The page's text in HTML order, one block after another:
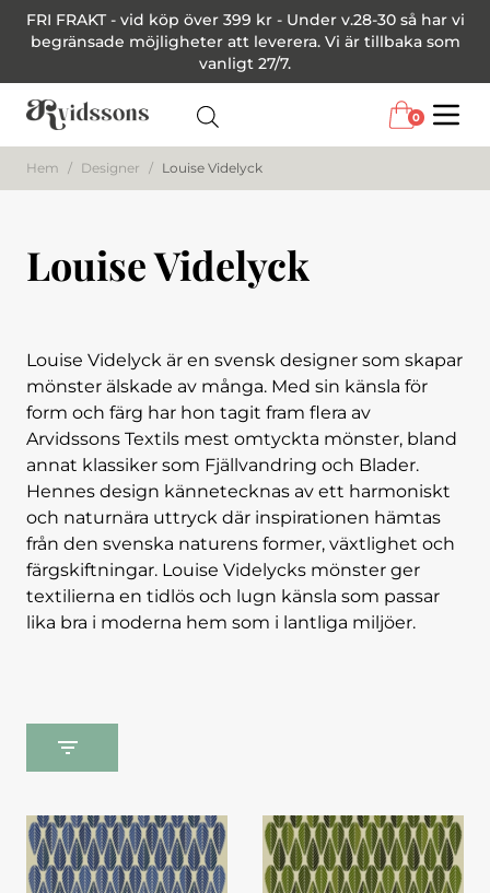
FRI FRAKT - vid köp över 399 kr - Under v.28-30 så har vi
begränsade möjligheter att leverera. Vi är tillbaka som
vanligt 27/7.
0
Hem / Designer / Louise Videlyck
Louise Videlyck
Louise Videlyck är en svensk designer som skapar
mönster älskade av många. Med sin känsla för
form och färg har hon tagit fram flera av
Arvidssons Textils mest omtyckta mönster, bland
annat klassiker som Fjällvandring och Blader.
Hennes design kännetecknas av ett harmoniskt
och naturnära uttryck där inspirationen hämtas
från den svenska naturens former, växtlighet och
färgskiftningar. Louise Videlycks mönster ger
textilierna en tidlös och lugn känsla som passar
lika bra i moderna hem som i lantliga miljöer.